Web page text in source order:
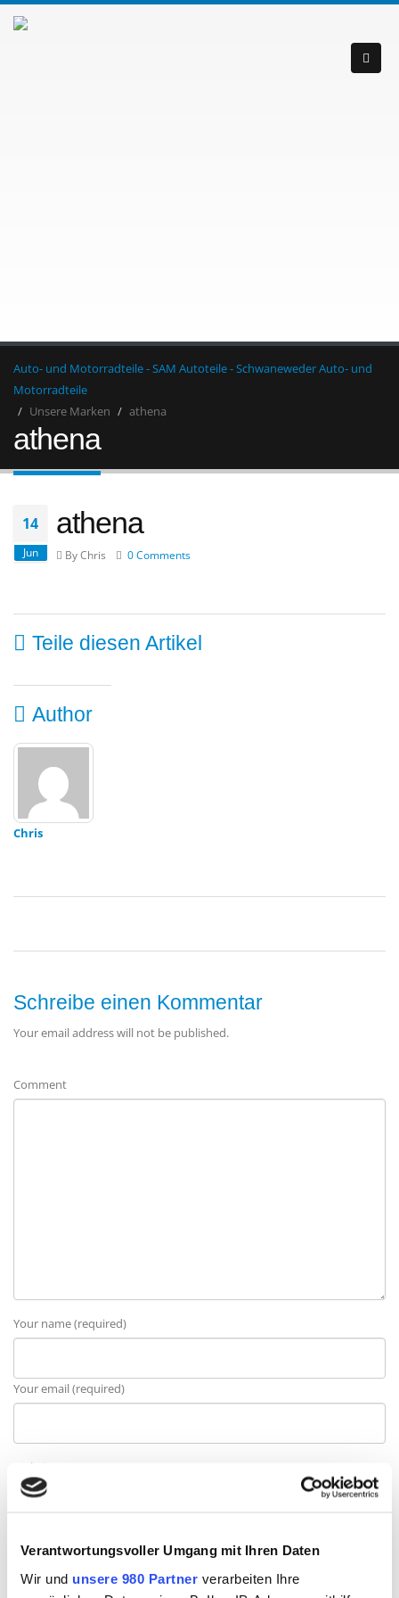
Verantwortungsvoller Umgang mit Ihren Daten
Wir und unsere 980 Partner verarbeiten Ihre
Auto- und Motorradteile - SAM Autoteile - Schwaneweder Auto- und
Motorradteile
Unsere Marken
athena
athena
14
Jun
athena
By Chris 0 Comments
Teile diesen Artikel
Author
Chris
Schreibe einen Kommentar
Your email address will not be published.
Comment
Your name (required)
Your email (required)
Website
Browser für die nächste Kommentierung speichern.